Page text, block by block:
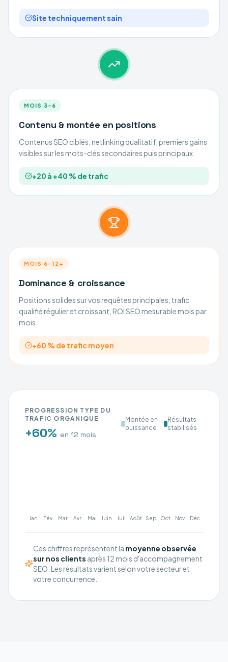
Site techniquement sain
MOIS 3–6
Contenu & montée en positions
Contenus SEO ciblés, netlinking qualitatif, premiers gains
visibles sur les mots-clés secondaires puis principaux.
+20 à +40 % de trafic
MOIS 6–12+
Dominance & croissance
Positions solides sur vos requêtes principales, trafic
qualifié régulier et croissant, ROI SEO mesurable mois par
mois.
+60 % de trafic moyen
PROGRESSION TYPE DU
TRAFIC ORGANIQUE
+60% en 12 mois
Montée en
puissance
Résultats
stabilisés
Jan Fév Mar Avr Mai Juin Juil Août Sep Oct Nov Déc
Ces chiffres représentent la moyenne observée
sur nos clients après 12 mois d'accompagnement
SEO. Les résultats varient selon votre secteur et
votre concurrence.